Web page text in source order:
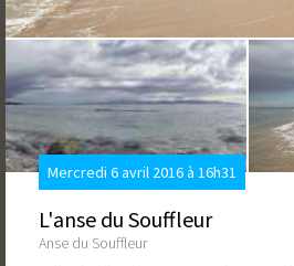
Mercredi 6 avril 2016 à 16h31
L'anse du Souffleur
Anse du Souffleur